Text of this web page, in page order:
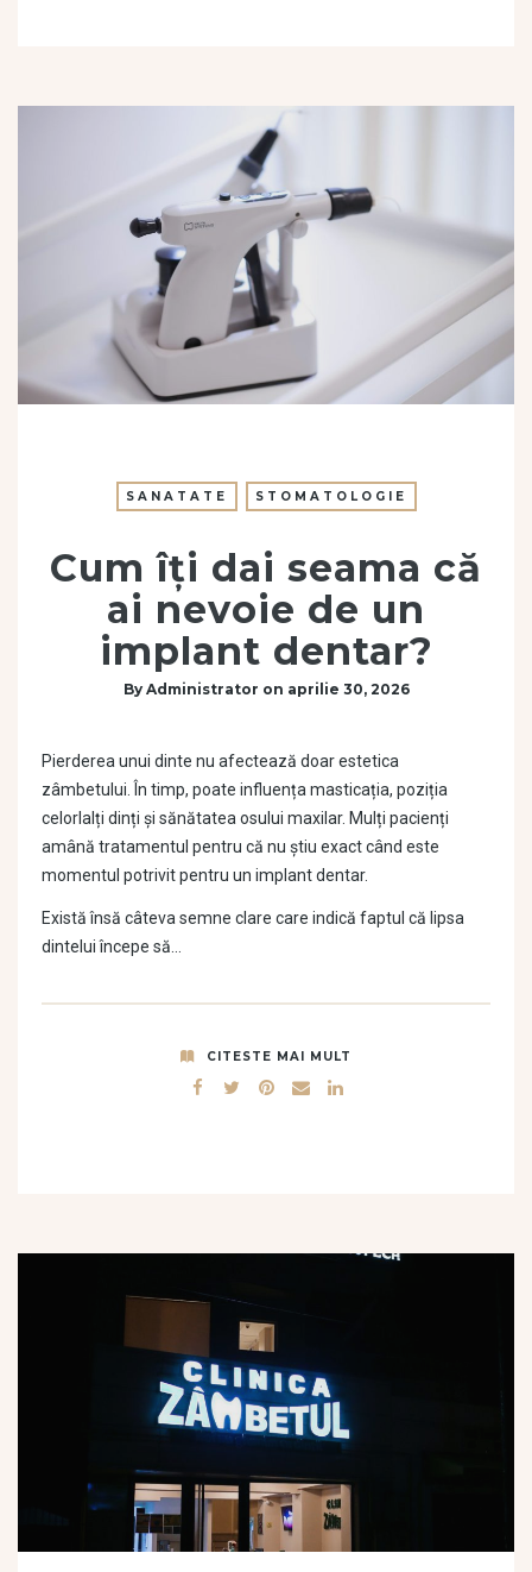
SANATATE STOMATOLOGIE
Cum îți dai seama că
ai nevoie de un
implant dentar?
By Administrator on aprilie 30, 2026
Pierderea unui dinte nu afectează doar estetica
zâmbetului. În timp, poate influența masticația, poziția
celorlalți dinți și sănătatea osului maxilar. Mulți pacienți
amână tratamentul pentru că nu știu exact când este
momentul potrivit pentru un implant dentar.
Există însă câteva semne clare care indică faptul că lipsa
dintelui începe să…
CITESTE MAI MULT